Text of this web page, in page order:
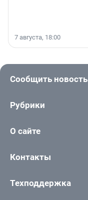
7 августа, 18:00
Сообщить новость
Рубрики
О сайте
Контакты
Техподдержка